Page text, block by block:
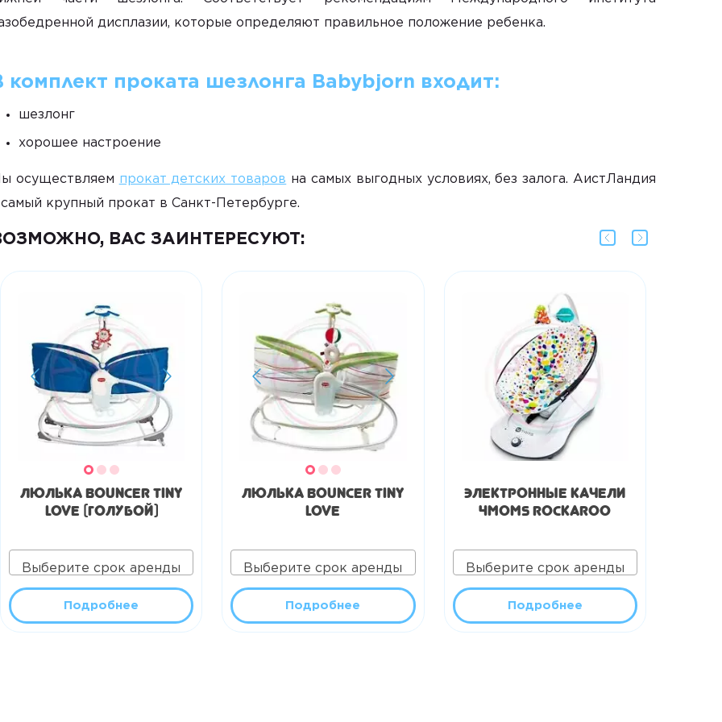
дисплазии, которые определяют правильное положение ребенка.
комплект проката шезлонга Babybjorn входит:
шезлонг
хорошее настроение
осуществляем прокат детских товаров на самых выгодных условиях, без залога. АистЛандия
самый крупный прокат в Санкт-Петербурге.
ВАС ЗАИНТЕРЕСУЮТ:
Люлька Bouncer Tiny
Love (голубой)
Выберите срок аренды
Подробнее
Люлька Bouncer Tiny
Love
Выберите срок аренды
Подробнее
Электронные качели
4Moms RockaRoo
Выберите срок аренды
Подробнее